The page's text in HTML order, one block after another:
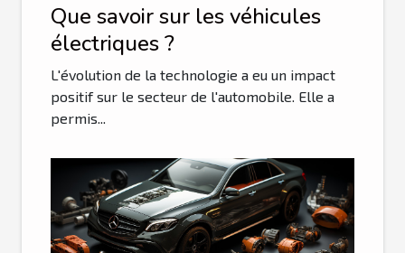
Que savoir sur les véhicules
électriques ?
L'évolution de la technologie a eu un impact
positif sur le secteur de l'automobile. Elle a
permis...